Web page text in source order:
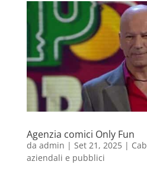
Agenzia comici Only Fun
da admin | Set 21, 2025|
aziendali e pubblici